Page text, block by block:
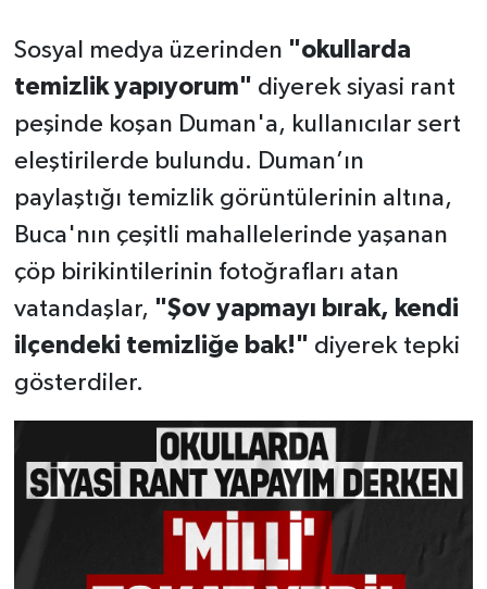
Sosyal medya üzerinden "okullarda
temizlik yapıyorum" diyerek siyasi rant
peşinde koşan Duman'a, kullanıcılar sert
eleştirilerde bulundu. Duman’ın
paylaştığı temizlik görüntülerinin altına,
Buca'nın çeşitli mahallelerinde yaşanan
çöp birikintilerinin fotoğrafları atan
vatandaşlar, "Şov yapmayı bırak, kendi
ilçendeki temizliğe bak!" diyerek tepki
gösterdiler.